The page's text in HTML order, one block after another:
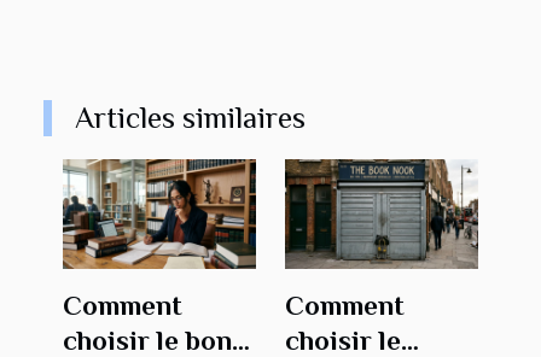
Articles similaires
Comment
choisir le bon
Comment
choisir le